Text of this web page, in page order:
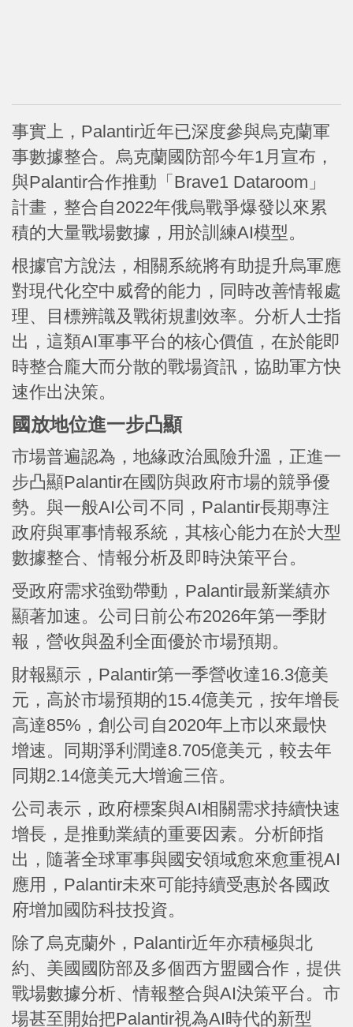
事實上，Palantir近年已深度參與烏克蘭軍
事數據整合。烏克蘭國防部今年1月宣布，
與Palantir合作推動「Brave1 Dataroom」
計畫，整合自2022年俄烏戰爭爆發以來累
積的大量戰場數據，用於訓練AI模型。
根據官方說法，相關系統將有助提升烏軍應
對現代化空中威脅的能力，同時改善情報處
理、目標辨識及戰術規劃效率。分析人士指
出，這類AI軍事平台的核心價值，在於能即
時整合龐大而分散的戰場資訊，協助軍方快
速作出決策。
國放地位進一步凸顯
市場普遍認為，地緣政治風險升溫，正進一
步凸顯Palantir在國防與政府市場的競爭優
勢。與一般AI公司不同，Palantir長期專注
政府與軍事情報系統，其核心能力在於大型
數據整合、情報分析及即時決策平台。
受政府需求強勁帶動，Palantir最新業績亦
顯著加速。公司日前公布2026年第一季財
報，營收與盈利全面優於市場預期。
財報顯示，Palantir第一季營收達16.3億美
元，高於市場預期的15.4億美元，按年增長
高達85%，創公司自2020年上市以來最快
增速。同期淨利潤達8.705億美元，較去年
同期2.14億美元大增逾三倍。
公司表示，政府標案與AI相關需求持續快速
增長，是推動業績的重要因素。分析師指
出，隨著全球軍事與國安領域愈來愈重視AI
應用，Palantir未來可能持續受惠於各國政
府增加國防科技投資。
除了烏克蘭外，Palantir近年亦積極與北
約、美國國防部及多個西方盟國合作，提供
戰場數據分析、情報整合與AI決策平台。市
場甚至開始把Palantir視為AI時代的新型